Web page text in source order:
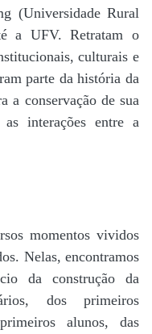
(Universidade Rural
a UFV. Retratam o
culturais e
parte da história da
a conservação de sua
interações entre a
momentos vividos
Nelas, encontramos
da construção da
dos primeiros
alunos, das